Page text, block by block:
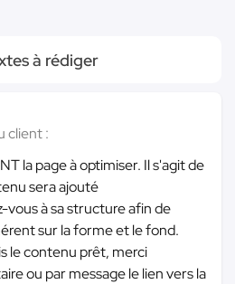
à rédiger
client :
la page à optimiser. Il s'agit de
sera ajouté
vous à sa structure afin de
sur la forme et le fond.
le contenu prêt, merci
ou par message le lien vers la